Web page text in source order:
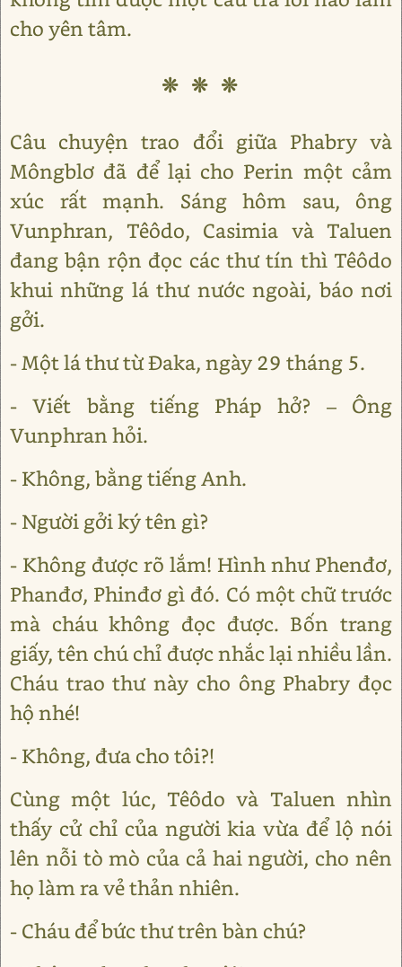
cho yên tâm.
❊ ❊ ❊
Câu chuyện trao đổi giữa Phabry và
Môngblơ đã để lại cho Perin một cảm
xúc rất mạnh. Sáng hôm sau, ông
Vunphran, Têôdo, Casimia và Taluen
đang bận rộn đọc các thư tín thì Têôdo
khui những lá thư nước ngoài, báo nơi
gởi.
- Một lá thư từ Đaka, ngày 29 tháng 5.
- Viết bằng tiếng Pháp hở? – Ông
Vunphran hỏi.
- Không, bằng tiếng Anh.
- Người gởi ký tên gì?
- Không được rõ lắm! Hình như Phenđơ,
Phanđơ, Phinđơ gì đó. Có một chữ trước
mà cháu không đọc được. Bốn trang
giấy, tên chú chỉ được nhắc lại nhiều lần.
Cháu trao thư này cho ông Phabry đọc
hộ nhé!
- Không, đưa cho tôi?!
Cùng một lúc, Têôdo và Taluen nhìn
thấy cử chỉ của người kia vừa để lộ nói
lên nỗi tò mò của cả hai người, cho nên
họ làm ra vẻ thản nhiên.
- Cháu để bức thư trên bàn chú?